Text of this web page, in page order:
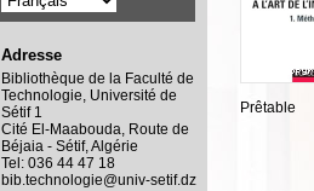
Prêtable
Adresse
Bibliothèque de la Faculté de
Technologie, Université de
Sétif 1
Cité El-Maabouda, Route de
Béjaia - Sétif, Algérie
Tel: 036 44 47 18
bib.technologie@univ-setif.dz